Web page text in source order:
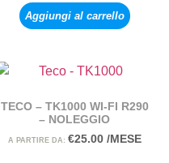
Aggiungi al carrello
TECO – TK1000 WI-FI R290
– NOLEGGIO
A PARTIRE DA: €25.00 /MESE